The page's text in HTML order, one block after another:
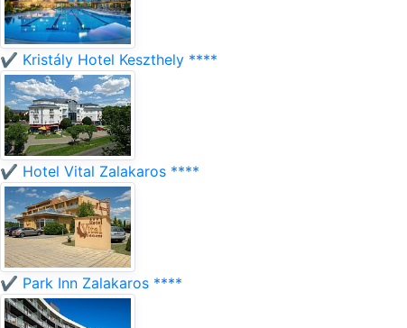
✔️ Kristály Hotel Keszthely ****
✔️ Hotel Vital Zalakaros ****
✔️ Park Inn Zalakaros ****